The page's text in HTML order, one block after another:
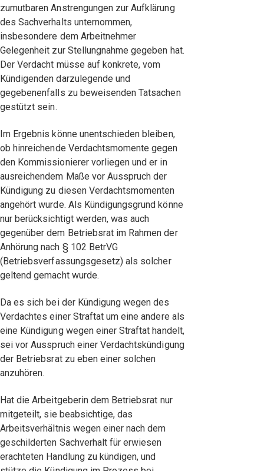
zumutbaren Anstrengungen zur Aufklärung
des Sachverhalts unternommen,
insbesondere dem Arbeitnehmer
Gelegenheit zur Stellungnahme gegeben hat.
Der Verdacht müsse auf konkrete, vom
Kündigenden darzulegende und
gegebenenfalls zu beweisenden Tatsachen
gestützt sein.
Im Ergebnis könne unentschieden bleiben,
ob hinreichende Verdachtsmomente gegen
den Kommissionierer vorliegen und er in
ausreichendem Maße vor Ausspruch der
Kündigung zu diesen Verdachtsmomenten
angehört wurde. Als Kündigungsgrund könne
nur berücksichtigt werden, was auch
gegenüber dem Betriebsrat im Rahmen der
Anhörung nach § 102 BetrVG
(Betriebsverfassungsgesetz) als solcher
geltend gemacht wurde.
Da es sich bei der Kündigung wegen des
Verdachtes einer Straftat um eine andere als
eine Kündigung wegen einer Straftat handelt,
sei vor Ausspruch einer Verdachtskündigung
der Betriebsrat zu eben einer solchen
anzuhören.
Hat die Arbeitgeberin dem Betriebsrat nur
mitgeteilt, sie beabsichtige, das
Arbeitsverhältnis wegen einer nach dem
geschilderten Sachverhalt für erwiesen
erachteten Handlung zu kündigen, und